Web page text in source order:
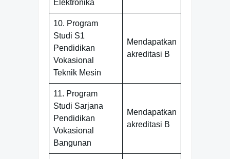
Elektronika
10. Program
Studi S1
Pendidikan
Vokasional
Teknik Mesin
Mendapatkan
akreditasi B
11. Program
Studi Sarjana
Pendidikan
Vokasional
Bangunan
Mendapatkan
akreditasi B